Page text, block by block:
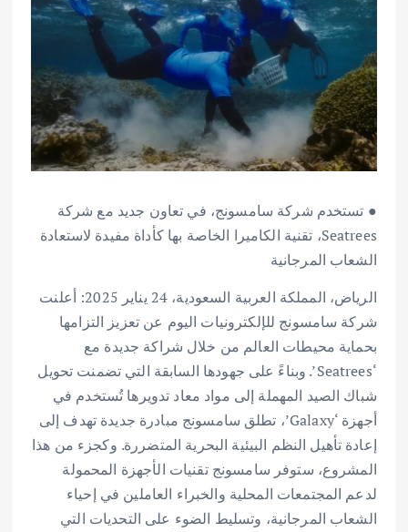
● تستخدم شركة سامسونج، في تعاون جديد مع شركة
Seatrees، تقنية الكاميرا الخاصة بها كأداة مفيدة لاستعادة
الشعاب المرجانية
الرياض، المملكة العربية السعودية، 24 يناير 2025: أعلنت
شركة سامسونج للإلكترونيات اليوم عن تعزيز التزامها
بحماية محيطات العالم من خلال شراكة جديدة مع
‘Seatrees’. وبناءً على جهودها السابقة التي تضمنت تحويل
شباك الصيد المهملة إلى مواد معاد تدويرها تُستخدم في
أجهزة ‘Galaxy’، تطلق سامسونج مبادرة جديدة تهدف إلى
إعادة تأهيل النظم البيئية البحرية المتضررة. وكجزء من هذا
المشروع، ستوفر سامسونج تقنيات الأجهزة المحمولة
لدعم المجتمعات المحلية والخبراء العاملين في إحياء
الشعاب المرجانية، وتسليط الضوء على التحديات التي